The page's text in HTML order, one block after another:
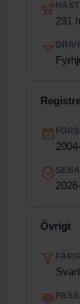
231
Övrigt
FÄRG
Svart